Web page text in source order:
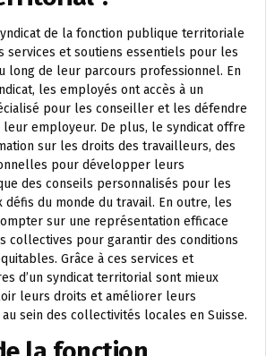
de la fonction publique territoriale
services et soutiens essentiels pour les
long de leur parcours professionnel. En
les employés ont accès à un
pour les conseiller et les défendre
leur employeur. De plus, le syndicat offre
sur les droits des travailleurs, des
pour développer leurs
des conseils personnalisés pour les
défis du monde du travail. En outre, les
sur une représentation efficace
collectives pour garantir des conditions
Grâce à ces services et
d’un syndicat territorial sont mieux
leurs droits et améliorer leurs
sein des collectivités locales en Suisse.